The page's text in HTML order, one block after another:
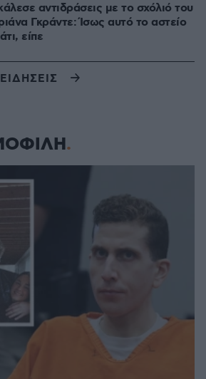
αντιδράσεις με το σχόλιό του
Γκράντε: Ίσως αυτό το αστείο
είπε